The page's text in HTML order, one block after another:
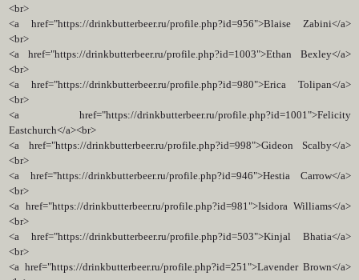
<br>
<a href="https://drinkbutterbeer.ru/profile.php?id=956">Blaise Zabini</a>
<br>
<a href="https://drinkbutterbeer.ru/profile.php?id=1003">Ethan Bexley</a>
<br>
<a href="https://drinkbutterbeer.ru/profile.php?id=980">Erica Tolipan</a>
<br>
<a href="https://drinkbutterbeer.ru/profile.php?id=1001">Felicity
Eastchurch</a><br>
<a href="https://drinkbutterbeer.ru/profile.php?id=998">Gideon Scalby</a>
<br>
<a href="https://drinkbutterbeer.ru/profile.php?id=946">Hestia Carrow</a>
<br>
<a href="https://drinkbutterbeer.ru/profile.php?id=981">Isidora Williams</a>
<br>
<a href="https://drinkbutterbeer.ru/profile.php?id=503">Kinjal Bhatia</a>
<br>
<a href="https://drinkbutterbeer.ru/profile.php?id=251">Lavender Brown</a>